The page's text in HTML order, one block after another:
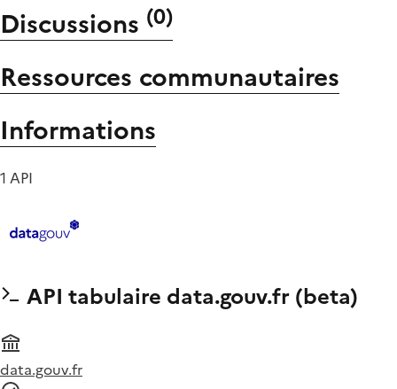
Discussions (0)
Ressources communautaires
Informations
1 API
API tabulaire data.gouv.fr (beta)
data.gouv.fr